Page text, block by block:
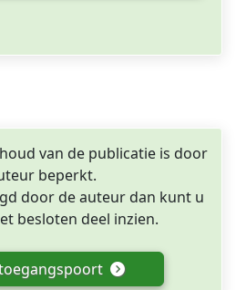
van de publicatie is door
beperkt.
door de auteur dan kunt u
besloten deel inzien.